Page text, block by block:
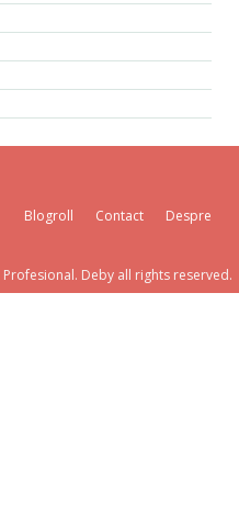
Blogroll Contact Despre
Profesional. Deby all rights reserved.